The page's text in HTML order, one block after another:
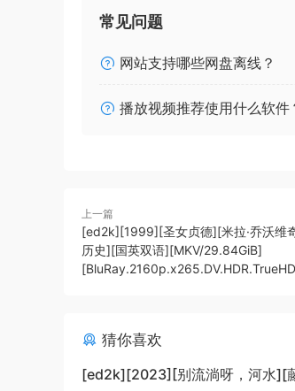
常见问题
网站支持哪些网盘离线？
播放视频推荐使用什么软件
上一篇
[ed2k][1999][圣女贞德][米拉·乔沃维
历史][国英双语][MKV/29.84GiB]
猜你喜欢
[ed2k][2023][别流淌呀，河水][